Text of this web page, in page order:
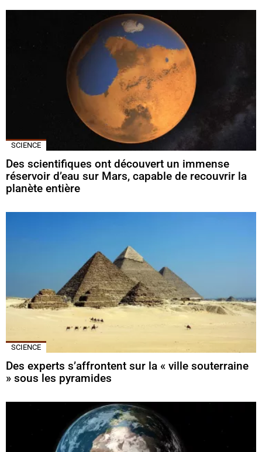
SCIENCE
Des scientifiques ont découvert un immense
réservoir d’eau sur Mars, capable de recouvrir la
planète entière
SCIENCE
Des experts s’affrontent sur la « ville souterraine
» sous les pyramides